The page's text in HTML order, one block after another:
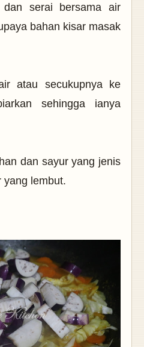
serai bersama air
bahan kisar masak
atau secukupnya ke
sehingga ianya
dan sayur yang jenis
yang lembut.